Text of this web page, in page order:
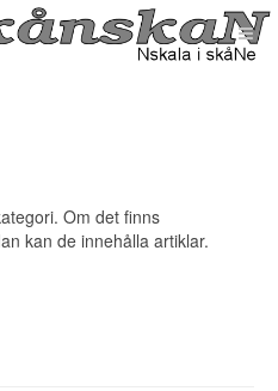
Om det finns
kan de innehålla artiklar.